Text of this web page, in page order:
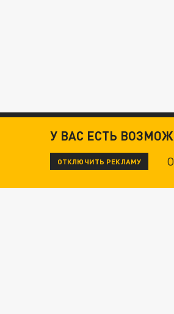
У ВАС ЕСТЬ
ОТКЛЮЧИТЬ РЕКЛАМУ